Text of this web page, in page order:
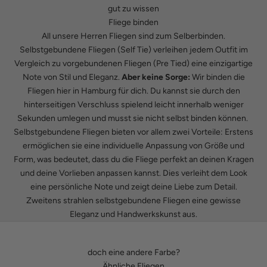
gut zu wissen
Fliege binden
All unsere Herren Fliegen sind zum Selberbinden.
Selbstgebundene Fliegen (Self Tie) verleihen jedem Outfit im
Vergleich zu vorgebundenen Fliegen (Pre Tied) eine einzigartige
Note von Stil und Eleganz. Aber keine Sorge: Wir binden die
Fliegen hier in Hamburg für dich. Du kannst sie durch den
hinterseitigen Verschluss spielend leicht innerhalb weniger
Sekunden umlegen und musst sie nicht selbst binden können.
Selbstgebundene Fliegen bieten vor allem zwei Vorteile: Erstens
ermöglichen sie eine individuelle Anpassung von Größe und
Form, was bedeutet, dass du die Fliege perfekt an deinen Kragen
und deine Vorlieben anpassen kannst. Dies verleiht dem Look
eine persönliche Note und zeigt deine Liebe zum Detail.
Zweitens strahlen selbstgebundene Fliegen eine gewisse
Eleganz und Handwerkskunst aus.
doch eine andere Farbe?